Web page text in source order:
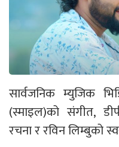
सार्वजनिक म्युजिक
(स्माइल)को संगीत,
रचना र रविन लिम्बुको